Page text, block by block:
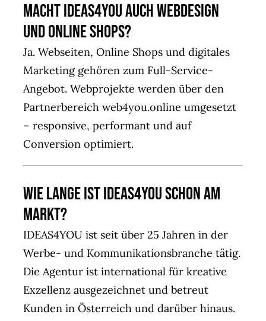
Macht IDEAS4YOU auch Webdesign
und Online Shops?
Ja. Webseiten, Online Shops und digitales
Marketing gehören zum Full-Service-
Angebot. Webprojekte werden über den
Partnerbereich web4you.online umgesetzt
– responsive, performant und auf
Conversion optimiert.
Wie lange ist IDEAS4YOU schon am
Markt?
IDEAS4YOU ist seit über 25 Jahren in der
Werbe- und Kommunikationsbranche tätig.
Die Agentur ist international für kreative
Exzellenz ausgezeichnet und betreut
Kunden in Österreich und darüber hinaus.